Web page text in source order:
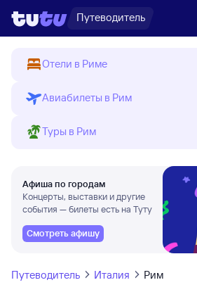
Путеводитель
Отели в Риме
Авиабилеты в Рим
Туры в Рим
Афиша по городам
Концерты, выставки и другие
события — билеты есть на Туту
Смотреть афишу
Путеводитель Италия Рим